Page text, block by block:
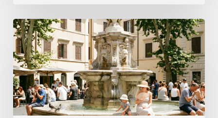
Italian
Proverbs
for
Summer
and
Everyday
Life